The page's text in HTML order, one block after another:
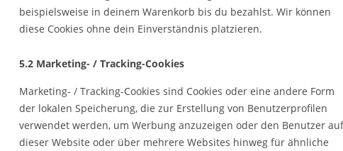
beispielsweise in deinem Warenkorb bis du bezahlst. Wir können
diese Cookies ohne dein Einverständnis platzieren.
5.2 Marketing- / Tracking-Cookies
Marketing- / Tracking-Cookies sind Cookies oder eine andere Form
der lokalen Speicherung, die zur Erstellung von Benutzerprofilen
verwendet werden, um Werbung anzuzeigen oder den Benutzer auf
dieser Website oder über mehrere Websites hinweg für ähnliche